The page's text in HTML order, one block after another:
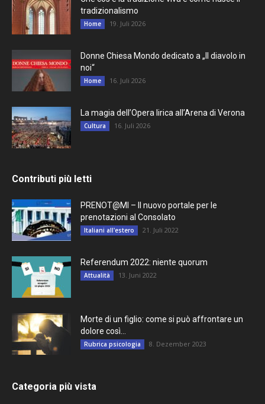
tradizionalismo
Home 19. Juli 2026
Donne Chiesa Mondo dedicato a „Il diavolo in
noi“
Home 16. Juli 2026
La magia dell’Opera lirica all’Arena di Verona
Cultura 16. Juli 2026
Contributi più letti
PRENOT@MI – Il nuovo portale per le
prenotazioni al Consolato
Italiani all'estero 21. Juli 2022
Referendum 2022: niente quorum
Attualità 13. Juni 2022
Morte di un figlio: come si può affrontare un
dolore così...
Rubrica psicologia 8. Dezember 2023
Categoria più vista